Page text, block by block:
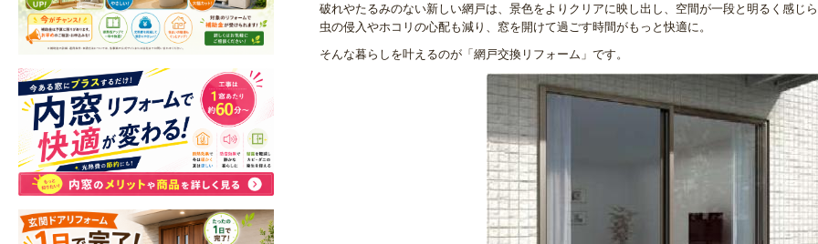
破れやたるみのない新しい網戸は、景色をよりクリアに映し出し、空間が一段と明るく感じ
虫の侵入やホコリの心配も減り、窓を開けて過ごす時間がもっと快適に。
そんな暮らしを叶えるのが「網戸交換リフォーム」です。